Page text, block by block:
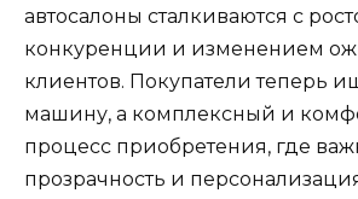
автосалоны сталкиваются с
конкуренции и изменением
клиентов. Покупатели теперь
машину, а комплексный и
процесс приобретения, где
прозрачность и